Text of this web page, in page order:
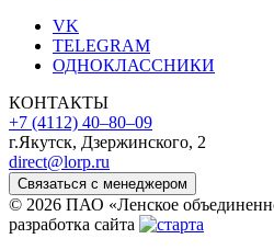
VK
TELEGRAM
ОДНОКЛАССНИКИ
КОНТАКТЫ
+7 (4112) 40‒80‒09
г.Якутск, Дзержинского, 2
direct@lorp.ru
Связаться с менеджером
© 2026 ПАО «Ленское
разработка сайта